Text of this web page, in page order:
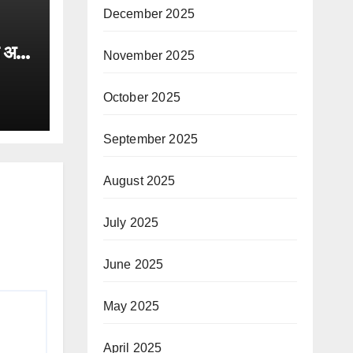
December 2025
November 2025
October 2025
September 2025
August 2025
July 2025
June 2025
May 2025
April 2025